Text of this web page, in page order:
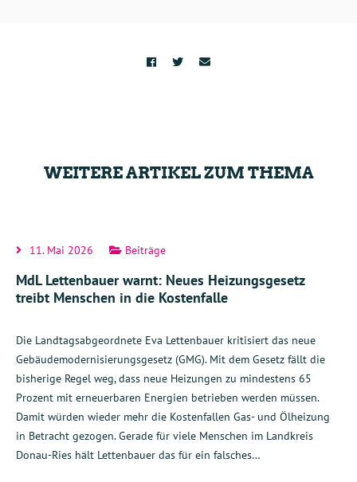
WEITERE ARTIKEL ZUM THEMA
11. Mai 2026 Beiträge
MdL Lettenbauer warnt: Neues Heizungsgesetz
treibt Menschen in die Kostenfalle
Die Landtagsabgeordnete Eva Lettenbauer kritisiert das neue
Gebäudemodernisierungsgesetz (GMG). Mit dem Gesetz fällt die
bisherige Regel weg, dass neue Heizungen zu mindestens 65
Prozent mit erneuerbaren Energien betrieben werden müssen.
Damit würden wieder mehr die Kostenfallen Gas- und Ölheizung
in Betracht gezogen. Gerade für viele Menschen im Landkreis
Donau-Ries hält Lettenbauer das für ein falsches…